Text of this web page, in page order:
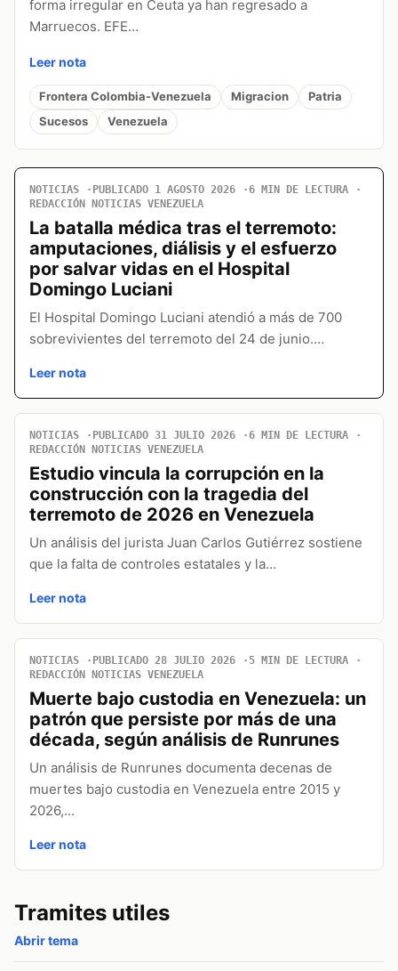
forma irregular en Ceuta ya han regresado a
Marruecos. EFE…
Leer nota
Frontera Colombia-Venezuela Migracion
Patria
Sucesos
Venezuela
NOTICIAS PUBLICADO 1 AGOSTO 2026
6 MIN DE LECTURA
REDACCIÓN NOTICIAS VENEZUELA
La batalla médica tras el terremoto:
amputaciones, diálisis y el esfuerzo
por salvar vidas en el Hospital
Domingo Luciani
El Hospital Domingo Luciani atendió a más de 700
sobrevivientes del terremoto del 24 de junio.…
Leer nota
NOTICIAS PUBLICADO 31 JULIO 2026
6 MIN DE LECTURA
REDACCIÓN NOTICIAS VENEZUELA
Estudio vincula la corrupción en la
construcción con la tragedia del
terremoto de 2026 en Venezuela
Un análisis del jurista Juan Carlos Gutiérrez sostiene
que la falta de controles estatales y la…
Leer nota
NOTICIAS PUBLICADO 28 JULIO 2026
5 MIN DE LECTURA
REDACCIÓN NOTICIAS VENEZUELA
Muerte bajo custodia en Venezuela: un
patrón que persiste por más de una
década, según análisis de Runrunes
Un análisis de Runrunes documenta decenas de
muertes bajo custodia en Venezuela entre 2015 y
2026,…
Leer nota
Tramites utiles
Abrir tema